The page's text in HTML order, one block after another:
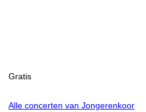
Gratis
Alle concerten van Jongerenkoor